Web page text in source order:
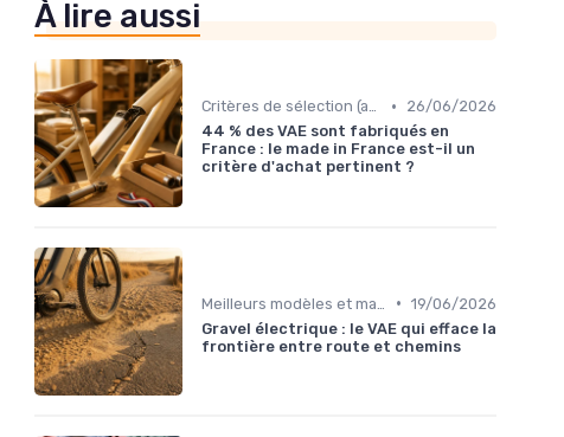
À lire aussi
Critères de sélection (autonomie, puissance, poids) •
26/06/2026
44 % des VAE sont fabriqués en
France : le made in France est-il un
critère d'achat pertinent ?
• 19/06/2026
Gravel électrique : le VAE qui efface la
frontière entre route et chemins